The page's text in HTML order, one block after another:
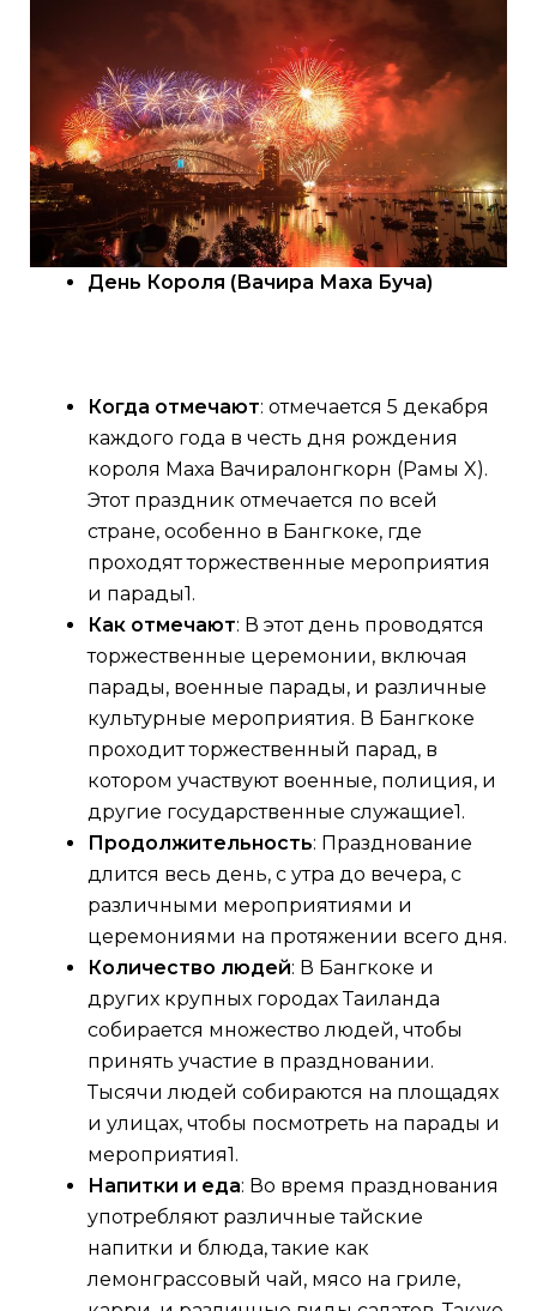
День Короля (Вачира Маха Буча)
Когда отмечают: отмечается 5 декабря
каждого года в честь дня рождения
короля Маха Вачиралонгкорн (Рамы X).
Этот праздник отмечается по всей
стране, особенно в Бангкоке, где
проходят торжественные мероприятия
и парады1.
Как отмечают: В этот день проводятся
торжественные церемонии, включая
парады, военные парады, и различные
культурные мероприятия. В Бангкоке
проходит торжественный парад, в
котором участвуют военные, полиция, и
другие государственные служащие1.
Продолжительность: Празднование
длится весь день, с утра до вечера, с
различными мероприятиями и
церемониями на протяжении всего дня.
Количество людей: В Бангкоке и
других крупных городах Таиланда
собирается множество людей, чтобы
принять участие в праздновании.
Тысячи людей собираются на площадях
и улицах, чтобы посмотреть на парады и
мероприятия1.
Напитки и еда: Во время празднования
употребляют различные тайские
напитки и блюда, такие как
лемонграссовый чай, мясо на гриле,